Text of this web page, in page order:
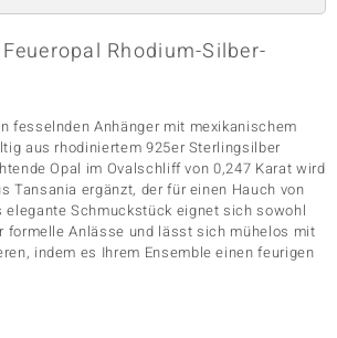
Rhodium-Silber-
fesselnden Anhänger mit mexikanischem
aus rhodiniertem 925er Sterlingsilber
Opal im Ovalschliff von 0,247 Karat wird
Tansania ergänzt, der für einen Hauch von
elegante Schmuckstück eignet sich sowohl
formelle Anlässe und lässt sich mühelos mit
indem es Ihrem Ensemble einen feurigen